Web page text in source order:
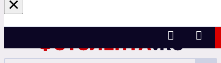
Ижевск
×